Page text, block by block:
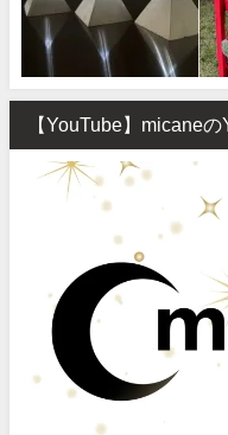
【YouTube】micane